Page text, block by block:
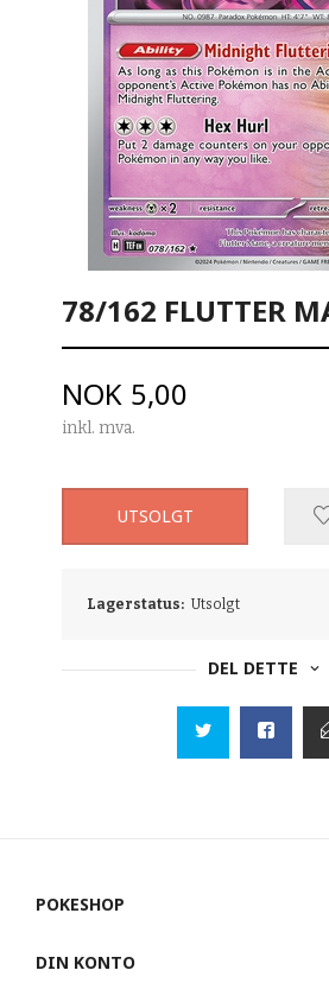
78/162 FLUTTER
Pris
NOK 5,00
inkl. mva.
UTSOLGT
Lagerstatus: Utsolgt
DEL DETTE
POKESHOP
DIN KONTO